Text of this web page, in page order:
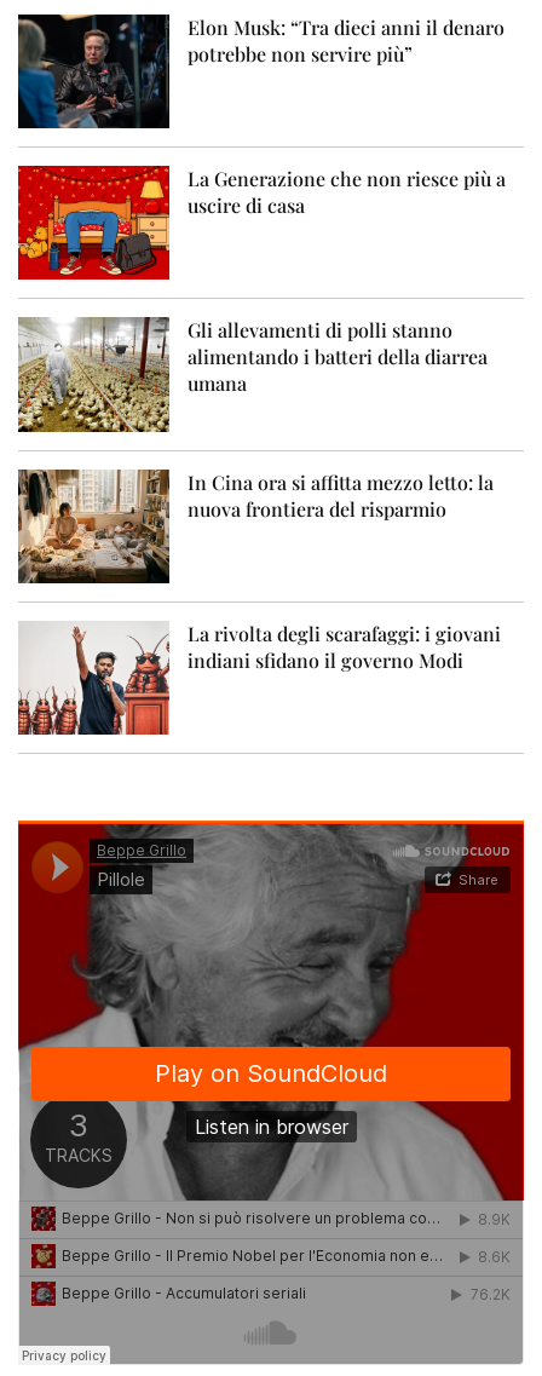
Elon Musk: “Tra dieci anni il denaro
potrebbe non servire più”
La Generazione che non riesce più a
uscire di casa
Gli allevamenti di polli stanno
alimentando i batteri della diarrea
umana
In Cina ora si affitta mezzo letto: la
nuova frontiera del risparmio
La rivolta degli scarafaggi: i giovani
indiani sfidano il governo Modi